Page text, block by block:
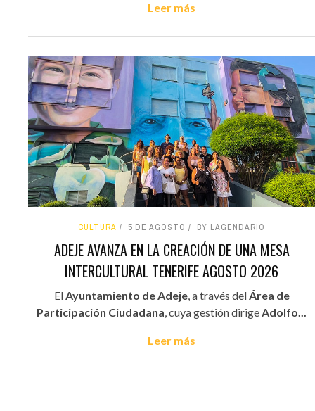
Leer más
CULTURA 5 DE AGOSTO BY LAGENDARIO
ADEJE AVANZA EN LA CREACIÓN DE UNA MESA
INTERCULTURAL TENERIFE AGOSTO 2026
ElAyuntamiento de Adeje, a través delÁrea de
Participación Ciudadana, cuya gestión dirigeAdolfo...
Leer más